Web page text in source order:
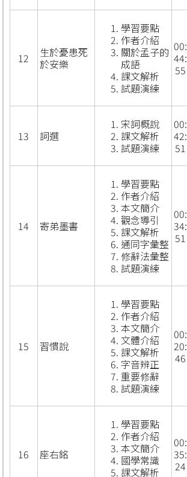
12
生於憂患死
於安樂
學習要點
作者介紹
關於孟子的
成語
課文解析
試題演練
00:
44:
55
13 詞選
宋詞概說
課文解析
試題演練
00:
42:
51
14 寄弟墨書
學習要點
作者介紹
本文簡介
觀念導引
課文解析
通同字彙整
修辭法彙整
試題演練
00:
34:
51
15 習慣說
學習要點
作者介紹
本文簡介
文體介紹
課文解析
字音辨正
重要修辭
試題演練
00:
20:
46
16 座右銘
學習要點
作者介紹
本文簡介
國學常識
課文解析
00:
35:
24